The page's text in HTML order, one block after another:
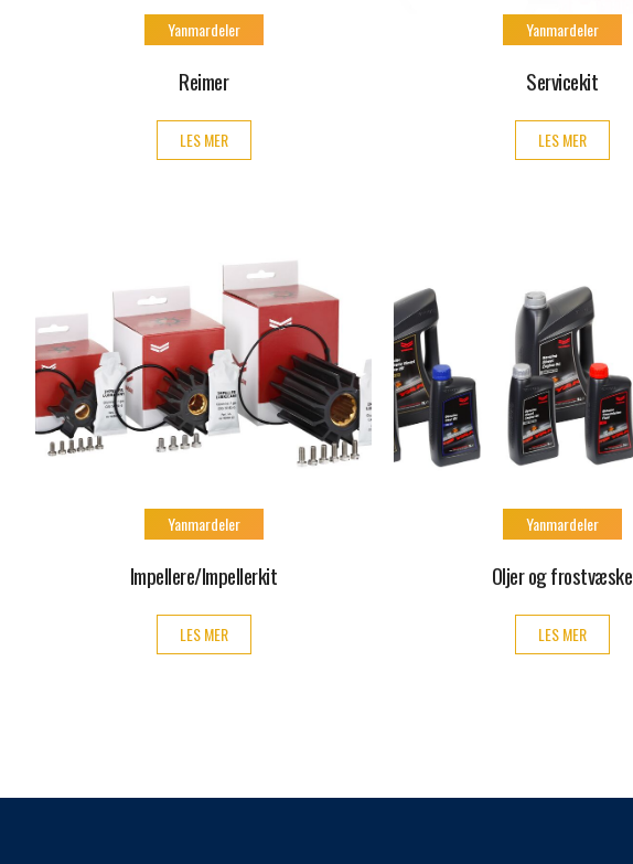
Yanmardeler
Reimer
LES MER
Yanmardeler
Servicekit
LES MER
Yanmardeler
Impellere/Impellerkit
LES MER
Yanmardeler
Oljer og frostvæske
LES MER